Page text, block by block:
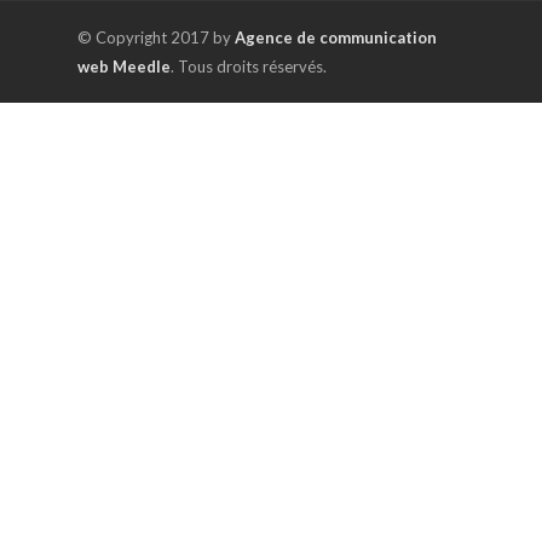
© Copyright 2017 byAgence de communication
web Meedle. Tous droits réservés.